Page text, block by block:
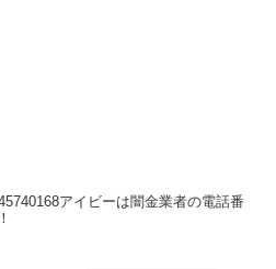
アイビーは闇金業者の電話番